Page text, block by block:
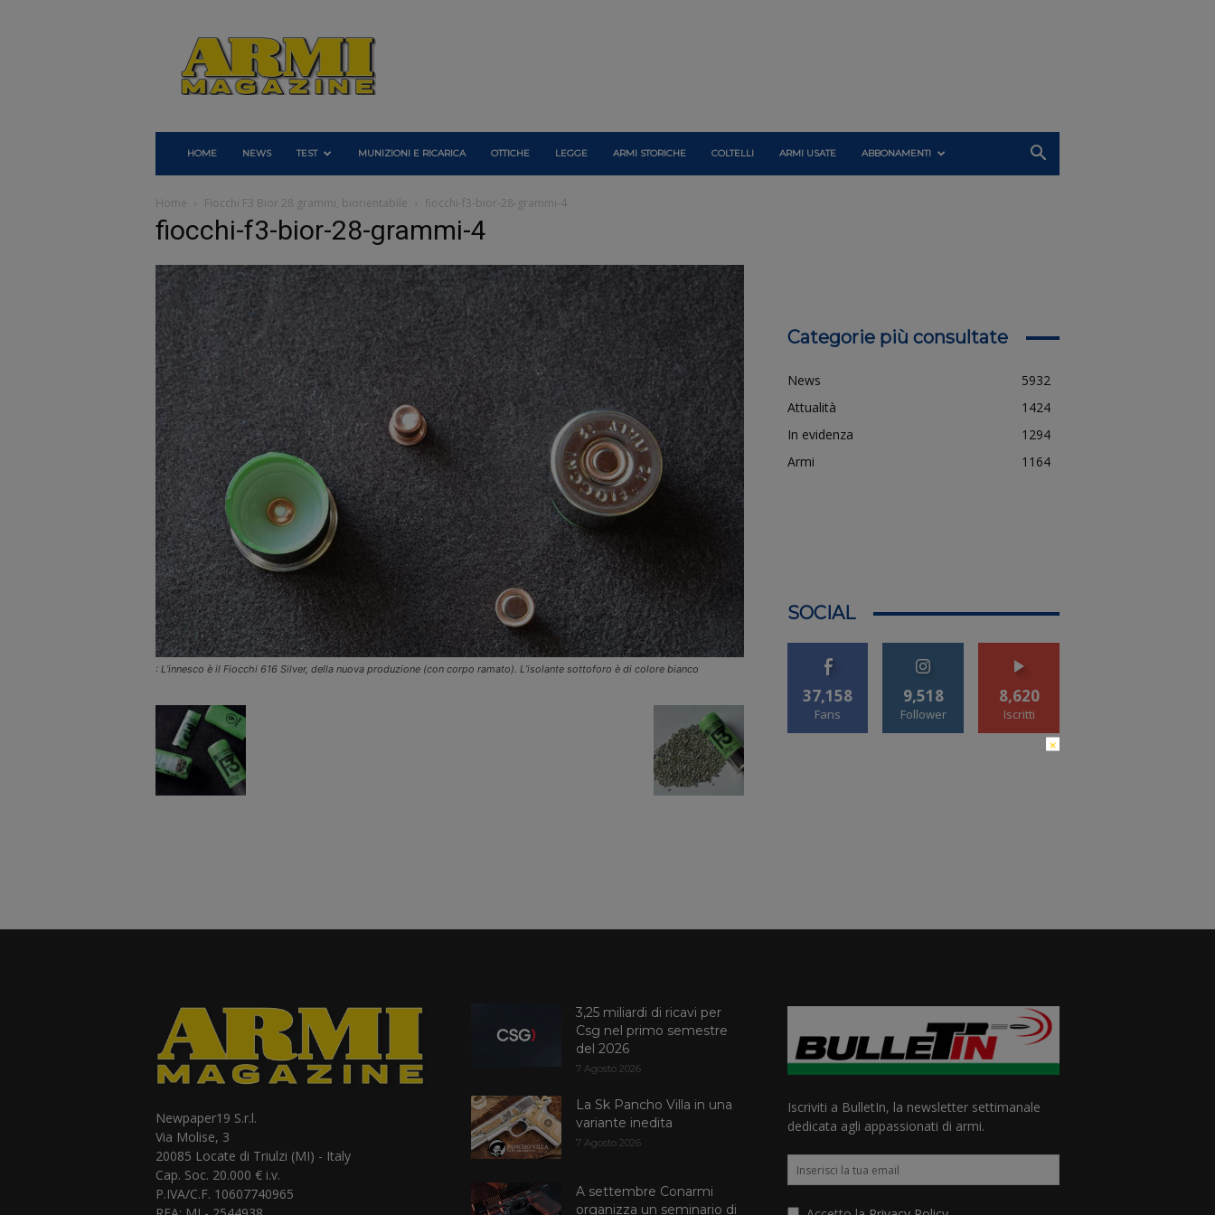
Armi
Magazine
HOME NEWS TEST MUNIZIONI E RICARICA OTTICHE LEGGE ARMI STORICHE COLTELLI ARMI USATE ABBONAMENTI
Home Fiocchi F3 Bior 28 grammi, biorientabile fiocchi-f3-bior-28-grammi-4
fiocchi-f3-bior-28-grammi-4
: L’innesco è il Fiocchi 616 Silver, della nuova produzione (con corpo ramato). L’isolante sottoforo è di colore bianco
Categorie più consultate
News
5932
Attualità
1424
In evidenza
1294
Armi
1164
SOCIAL
37,158
Fans
9,518
Follower
8,620
Iscritti
Newpaper19 S.r.l.
Via Molise, 3
20085 Locate di Triulzi (MI) - Italy
Cap. Soc. 20.000 € i.v.
P.IVA/C.F. 10607740965
3,25 miliardi di ricavi per
Csg nel primo semestre
del 2026
7 Agosto 2026
La Sk Pancho Villa in una
variante inedita
7 Agosto 2026
A settembre Conarmi
organizza un seminario di
Iscriviti a BulletIn, la newsletter settimanale
dedicata agli appassionati di armi.
×